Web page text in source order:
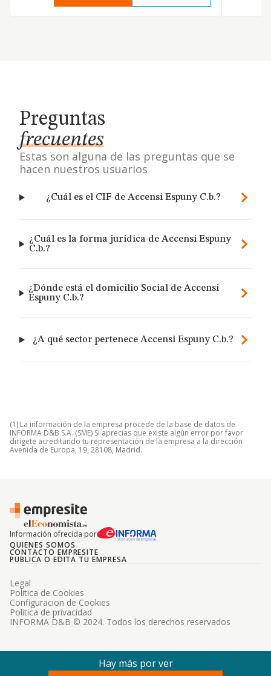
Preguntas
frecuentes
Estas son alguna de las preguntas que se
hacen nuestros usuarios
¿Cuál es el CIF de Accensi Espuny C.b.?
¿Cuál es la forma jurídica de Accensi Espuny
C.b.?
¿Dónde está el domicilio Social de Accensi
Espuny C.b.?
¿A qué sector pertenece Accensi Espuny C.b.?
(1) La información de la empresa procede de la base de datos de
INFORMA D&B S.A. (SME) Si aprecias que existe algún error por favor
dirígete acreditando tu representación de la empresa a la dirección
Avenida de Europa, 19, 28108, Madrid.
Información ofrecida por
QUIENES SOMOS
CONTACTO EMPRESITE
PUBLICA O EDITA TU EMPRESA
INFORMA D&B © 2024. Todos los derechos reservados
Legal
Politica de Cookies
Configuracion de Cookies
Politica de privacidad
Hay más por ver